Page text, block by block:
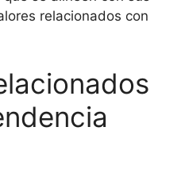
relacionados con